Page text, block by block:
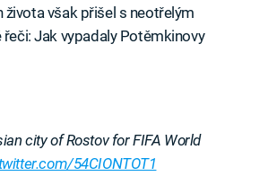
života však přišel s neotřelým
Jak vypadaly Potěmkinovy
city of Rostov for FIFA World
54CIONTOT1